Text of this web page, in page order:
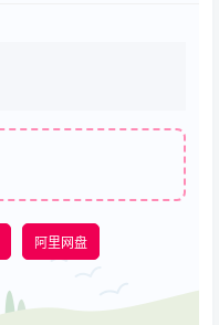
阿里网盘